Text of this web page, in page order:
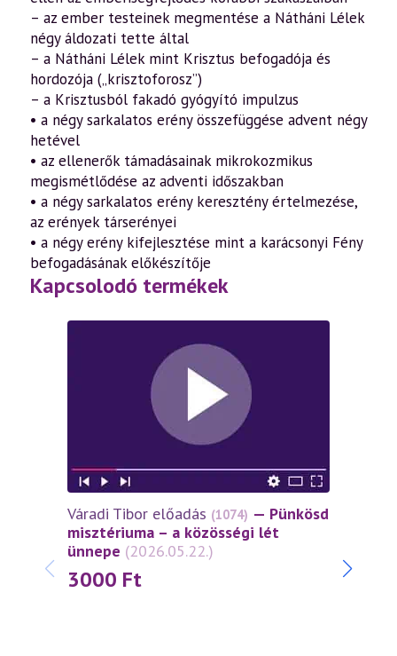
– az ember testeinek megmentése a Nátháni Lélek
négy áldozati tette által
– a Nátháni Lélek mint Krisztus befogadója és
hordozója („krisztoforosz”)
– a Krisztusból fakadó gyógyító impulzus
• a négy sarkalatos erény összefüggése advent négy
hetével
• az ellenerők támadásainak mikrokozmikus
megismétlődése az adventi időszakban
• a négy sarkalatos erény keresztény értelmezése,
az erények társerényei
• a négy erény kifejlesztése mint a karácsonyi Fény
befogadásának előkészítője
Kapcsolodó termékek
Váradi Tibor előadás (1074) — Pünkösd
misztériuma – a közösségi lét
ünnepe (2026.05.22.)
3000 Ft